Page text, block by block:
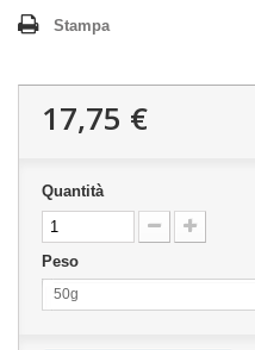
Stampa
17,75 €
Quantità
Peso
50g